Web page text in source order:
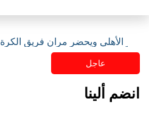
الأهلي ويحضر مران فريق الكرة
عاجل
انضم ألينا